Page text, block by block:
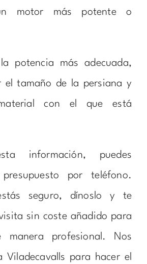
motor más potente o
potencia más adecuada,
el tamaño de la persiana y
con el que está
información, puedes
presupuesto por teléfono.
seguro, dínoslo y te
sin coste añadido para
manera profesional. Nos
Viladecavalls para hacer el